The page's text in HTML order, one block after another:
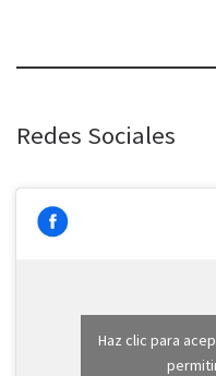
Redes Sociales
Haz clic para